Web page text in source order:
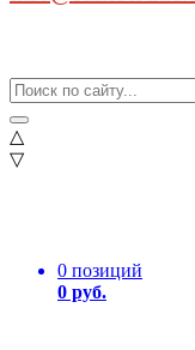
△
▽
0 позиций
0 руб.